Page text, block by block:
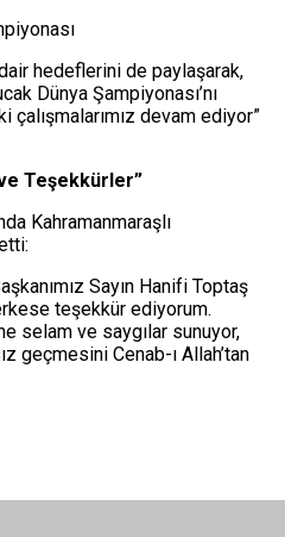
hedeflerini de paylaşarak,
Dünya Şampiyonası’nı
devam ediyor”
Teşekkürler”
Kahramanmaraşlı
Sayın Hanifi Toptaş
teşekkür ediyorum.
selam ve saygılar sunuyor,
geçmesini Cenab-ı Allah’tan